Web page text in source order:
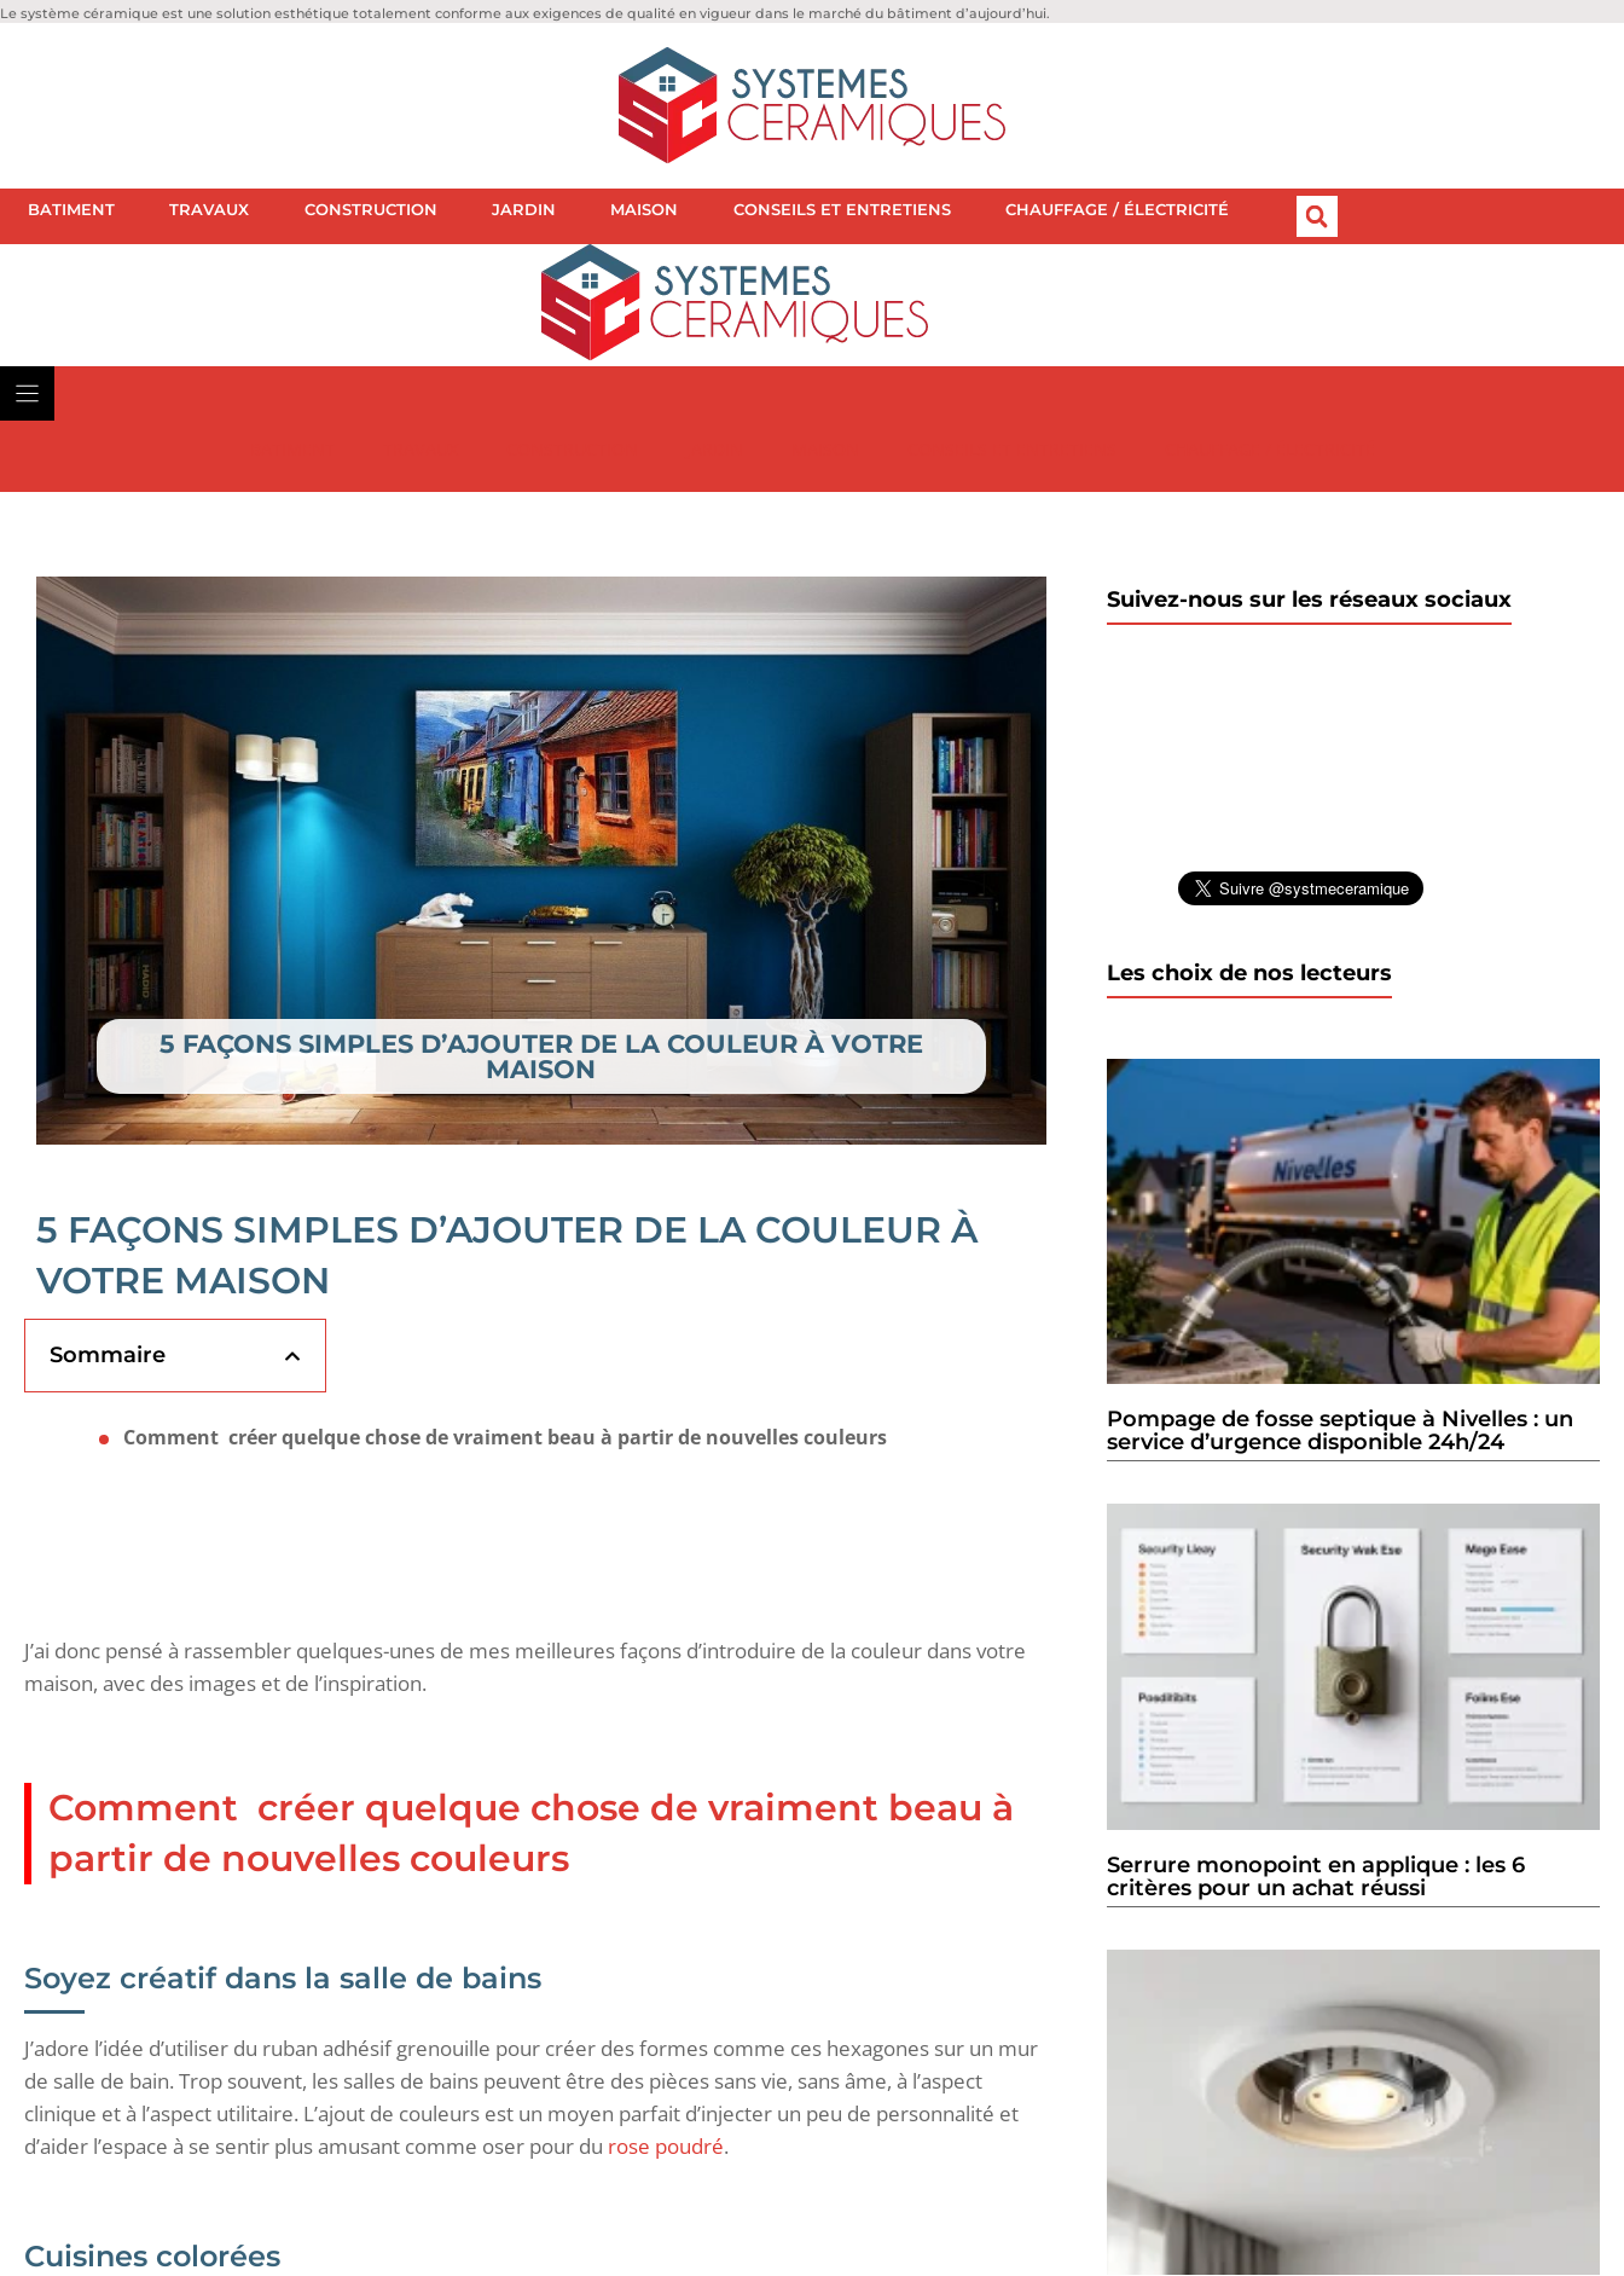
Le système céramique est une solution esthétique totalement conforme aux exigences de qualité en vigueur dans le marché du bâtiment d’aujourd’hui.
BATIMENT TRAVAUX CONSTRUCTION JARDIN MAISON CONSEILS ET ENTRETIENS CHAUFFAGE / ÉLECTRICITÉ
5 FAÇONS SIMPLES D’AJOUTER DE LA COULEUR À VOTRE
MAISON
5 FAÇONS SIMPLES D’AJOUTER DE LA COULEUR À
VOTRE MAISON
Sommaire
Comment créer quelque chose de vraiment beau à partir de nouvelles couleurs
J’ai donc pensé à rassembler quelques-unes de mes meilleures façons d’introduire de la couleur dans votre
maison, avec des images et de l’inspiration.
Comment créer quelque chose de vraiment beau à
partir de nouvelles couleurs
Soyez créatif dans la salle de bains
J’adore l’idée d’utiliser du ruban adhésif grenouille pour créer des formes comme ces hexagones sur un mur
de salle de bain. Trop souvent, les salles de bains peuvent être des pièces sans vie, sans âme, à l’aspect
clinique et à l’aspect utilitaire. L’ajout de couleurs est un moyen parfait d’injecter un peu de personnalité et
d’aider l’espace à se sentir plus amusant comme oser pour du rose poudré.
Cuisines colorées
Suivez-nous sur les réseaux sociaux
Les choix de nos lecteurs
Pompage de fosse septique à Nivelles : un
service d’urgence disponible 24h/24
Serrure monopoint en applique : les 6
critères pour un achat réussi